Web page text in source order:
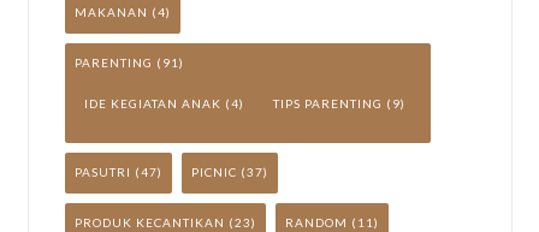
MAKANAN (4)
PARENTING (91)
IDE KEGIATAN ANAK (4) TIPS PARENTING (9)
PASUTRI (47) PICNIC (37)
PRODUK KECANTIKAN (23) RANDOM (11)